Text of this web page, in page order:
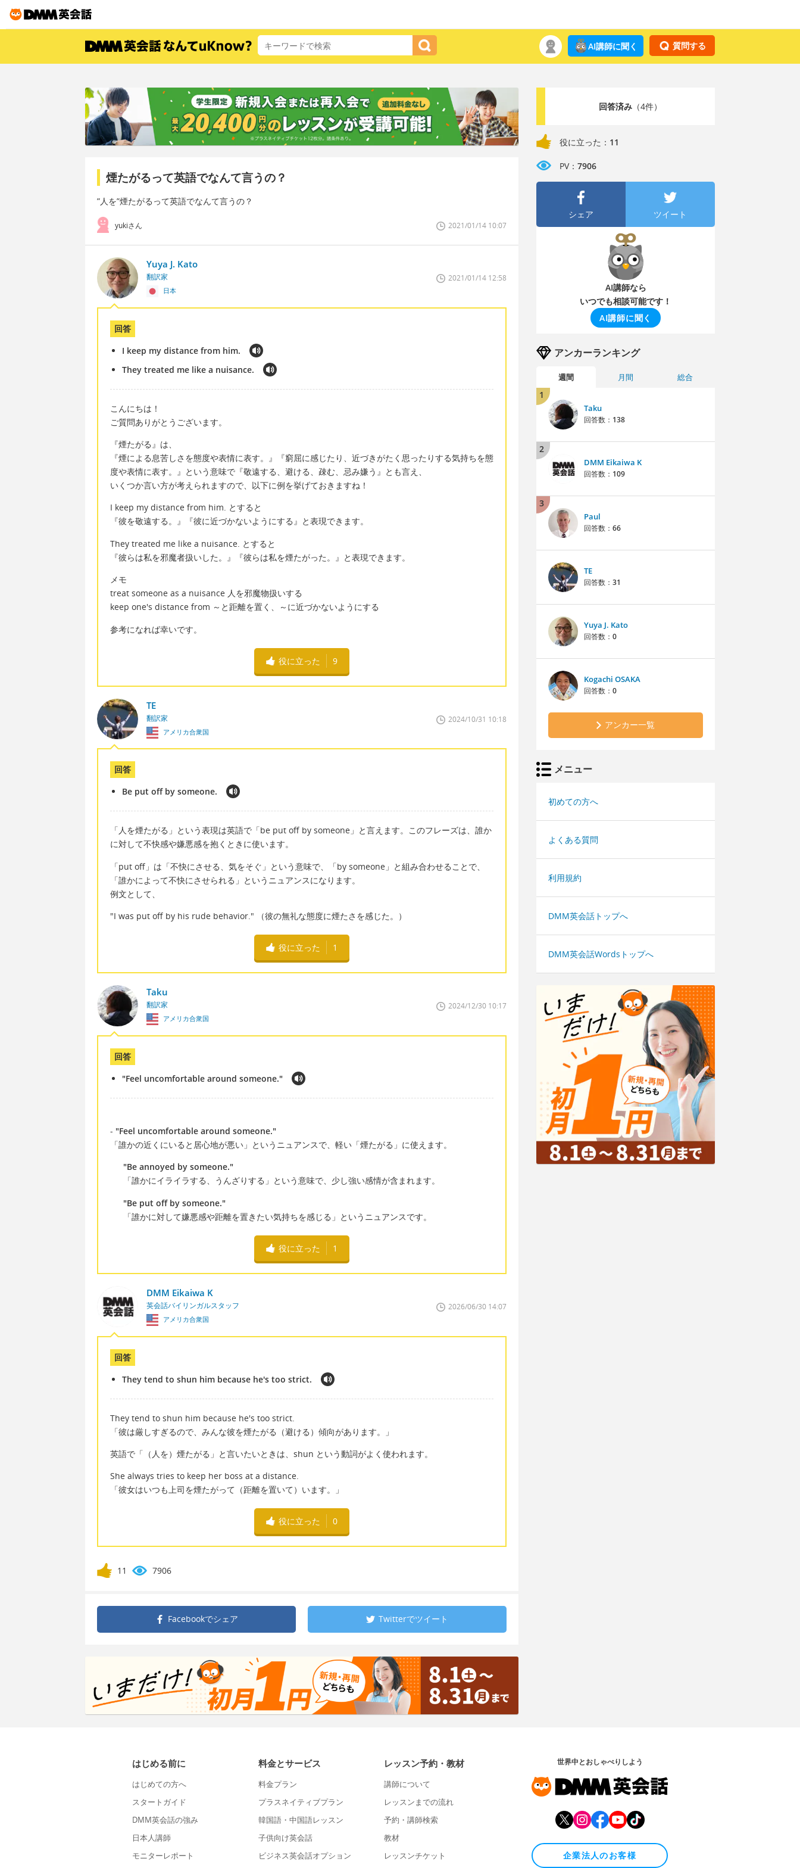
質問する
AI講師に聞く
煙たがるって英語でなんて言うの？
”人を”煙たがるって英語でなんて言うの？
yukiさん 2021/01/14 10:07
Yuya J. Kato
翻訳家
日本
2021/01/14 12:58
回答
I keep my distance from him.
They treated me like a nuisance.
こんにちは！
ご質問ありがとうございます。
『煙たがる』は、
『煙による息苦しさを態度や表情に表す。』『窮屈に感じたり、近づきがたく思ったりする気持ちを態
度や表情に表す。』という意味で『敬遠する、避ける、疎む、忌み嫌う』とも言え、
いくつか言い方が考えられますので、以下に例を挙げておきますね！
I keep my distance from him. とすると
『彼を敬遠する。』『彼に近づかないようにする』と表現できます。
They treated me like a nuisance. とすると
『彼らは私を邪魔者扱いした。』『彼らは私を煙たがった。』と表現できます。
メモ
treat someone as a nuisance 人を邪魔物扱いする
keep one's distance from ～と距離を置く、～に近づかないようにする
参考になれば幸いです。
役に立った 9
TE
翻訳家
アメリカ合衆国
2024/10/31 10:18
回答
Be put off by someone.
「人を煙たがる」という表現は英語で「be put off by someone」と言えます。このフレーズは、誰か
に対して不快感や嫌悪感を抱くときに使います。
「put off」は「不快にさせる、気をそぐ」という意味で、「by someone」と組み合わせることで、
「誰かによって不快にさせられる」というニュアンスになります。
例文として、
"I was put off by his rude behavior." （彼の無礼な態度に煙たさを感じた。）
役に立った 1
Taku
翻訳家
アメリカ合衆国
2024/12/30 10:17
回答
"Feel uncomfortable around someone."
- "Feel uncomfortable around someone."
「誰かの近くにいると居心地が悪い」というニュアンスで、軽い「煙たがる」に使えます。
"Be annoyed by someone."
「誰かにイライラする、うんざりする」という意味で、少し強い感情が含まれます。
"Be put off by someone."
「誰かに対して嫌悪感や距離を置きたい気持ちを感じる」というニュアンスです。
役に立った 1
DMM Eikaiwa K
英会話バイリンガルスタッフ
アメリカ合衆国
2026/06/30 14:07
回答
They tend to shun him because he's too strict.
They tend to shun him because he's too strict.
「彼は厳しすぎるので、みんな彼を煙たがる（避ける）傾向があります。」
英語で「（人を）煙たがる」と言いたいときは、shun という動詞がよく使われます。
She always tries to keep her boss at a distance.
「彼女はいつも上司を煙たがって（距離を置いて）います。」
役に立った 0
11 7906
Facebookでシェア Twitterでツイート
回答済み（4件）
役に立った： 11
PV： 7906
シェア ツイート
AI講師なら
いつでも相談可能です！
AI講師に聞く
アンカーランキング
週間 月間 総合
1
Taku
回答数： 138
2
DMM Eikaiwa K
回答数： 109
3
Paul
回答数： 66
TE
回答数： 31
Yuya J. Kato
回答数： 0
Kogachi OSAKA
回答数： 0
アンカー一覧
メニュー
初めての方へ
よくある質問
利用規約
DMM英会話トップへ
DMM英会話Wordsトップへ
はじめる前に
はじめての方へ
スタートガイド
DMM英会話の強み
日本人講師
モニターレポート
料金とサービス
料金プラン
プラスネイティブプラン
韓国語・中国語レッスン
子供向け英会話
ビジネス英会話オプション
レッスン予約・教材
講師について
レッスンまでの流れ
予約・講師検索
教材
レッスンチケット
世界中とおしゃべりしよう
企業法人のお客様